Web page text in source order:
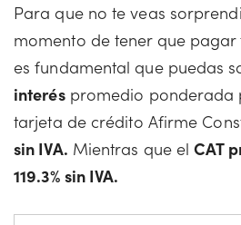
Para que no te veas
momento de tener que pagar
es fundamental que puedas
interéspromedio ponderada
tarjeta de crédito Afirme
sin IVA. Mientras que elCAT
119.3% sin IVA.